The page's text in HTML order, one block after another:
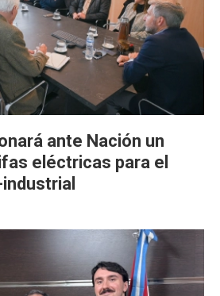
ante Nación un
eléctricas para el